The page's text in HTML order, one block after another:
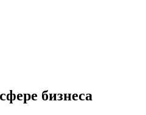
бизнеса